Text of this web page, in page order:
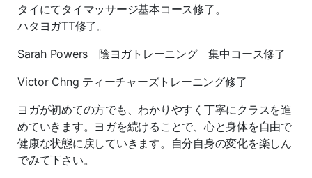
タイにてタイマッサージ基本コース修了。
ハタヨガTT修了。
Sarah Powers 陰ヨガトレーニング 集中コース修了
Victor Chng ティーチャーズトレーニング修了
ヨガが初めての方でも、わかりやすく丁寧にクラスを進
めていきます。ヨガを続けることで、心と身体を自由で
健康な状態に戻していきます。自分自身の変化を楽しん
でみて下さい。